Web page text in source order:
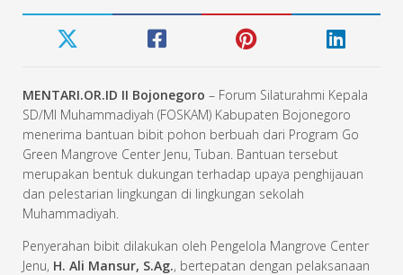
MENTARI.OR.ID II Bojonegoro – Forum Silaturahmi Kepala
SD/MI Muhammadiyah (FOSKAM) Kabupaten Bojonegoro
menerima bantuan bibit pohon berbuah dari Program Go
Green Mangrove Center Jenu, Tuban. Bantuan tersebut
merupakan bentuk dukungan terhadap upaya penghijauan
dan pelestarian lingkungan di lingkungan sekolah
Muhammadiyah.
Penyerahan bibit dilakukan oleh Pengelola Mangrove Center
Jenu, H. Ali Mansur, S.Ag., bertepatan dengan pelaksanaan